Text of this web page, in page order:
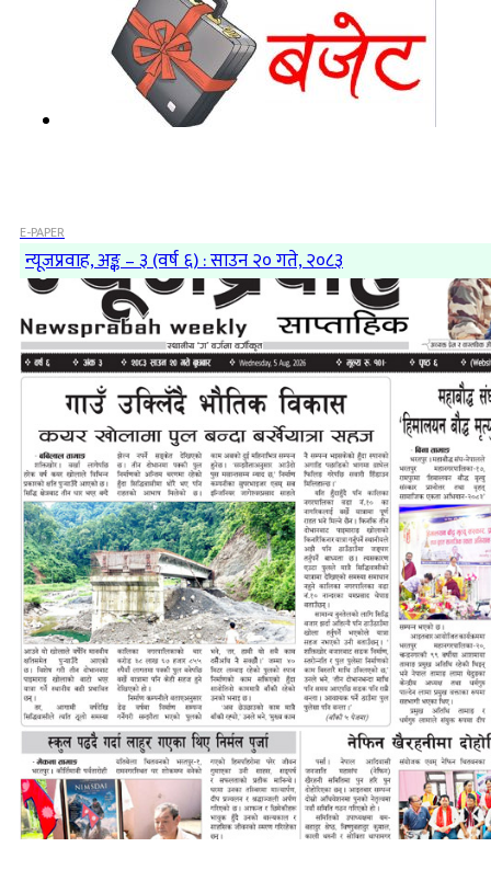
E-PAPER
न्यूजप्रवाह, अङ्क – ३ (वर्ष ६) : साउन २० गते, २०८३